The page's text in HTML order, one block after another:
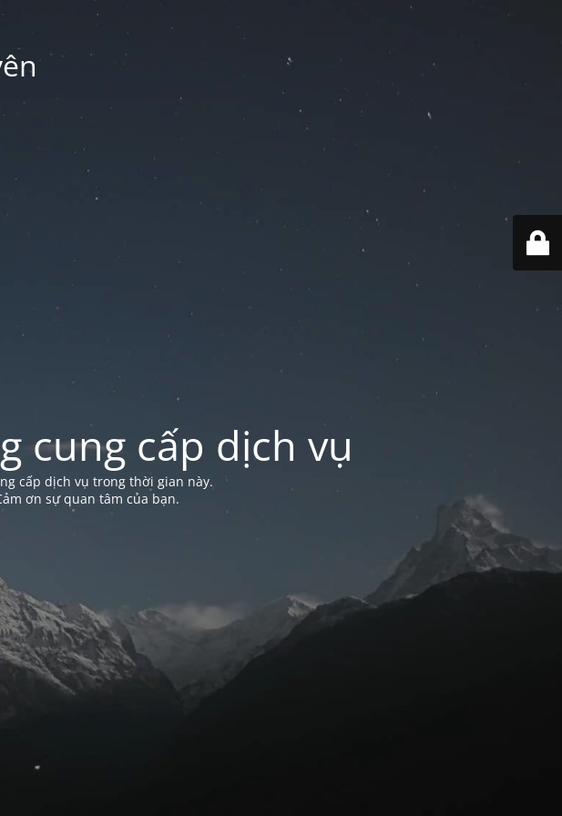
cung cấp dịch vụ
cấp dịch vụ trong thời gian này.
ơn sự quan tâm của bạn.